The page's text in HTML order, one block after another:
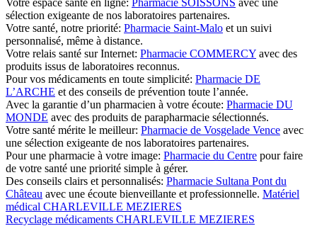
Votre espace santé en ligne: Pharmacie SOISSONS avec une
sélection exigeante de nos laboratoires partenaires.
Votre santé, notre priorité: Pharmacie Saint-Malo et un suivi
personnalisé, même à distance.
Votre relais santé sur Internet: Pharmacie COMMERCY avec des
produits issus de laboratoires reconnus.
Pour vos médicaments en toute simplicité: Pharmacie DE
L’ARCHE et des conseils de prévention toute l’année.
Avec la garantie d’un pharmacien à votre écoute: Pharmacie DU
MONDE avec des produits de parapharmacie sélectionnés.
Votre santé mérite le meilleur: Pharmacie de Vosgelade Vence avec
une sélection exigeante de nos laboratoires partenaires.
Pour une pharmacie à votre image: Pharmacie du Centre pour faire
de votre santé une priorité simple à gérer.
Des conseils clairs et personnalisés: Pharmacie Sultana Pont du
Château avec une écoute bienveillante et professionnelle. Matériel
médical CHARLEVILLE MEZIERES
Recyclage médicaments CHARLEVILLE MEZIERES